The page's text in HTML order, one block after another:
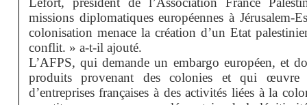
missions diplomatiques européennes à
colonisation menace la création d’un Etat
conflit. » a-t-il ajouté.
L’AFPS, qui demande un embargo européen, et
produits provenant des colonies et qui œuvre
d’entreprises françaises à des activités liées à la